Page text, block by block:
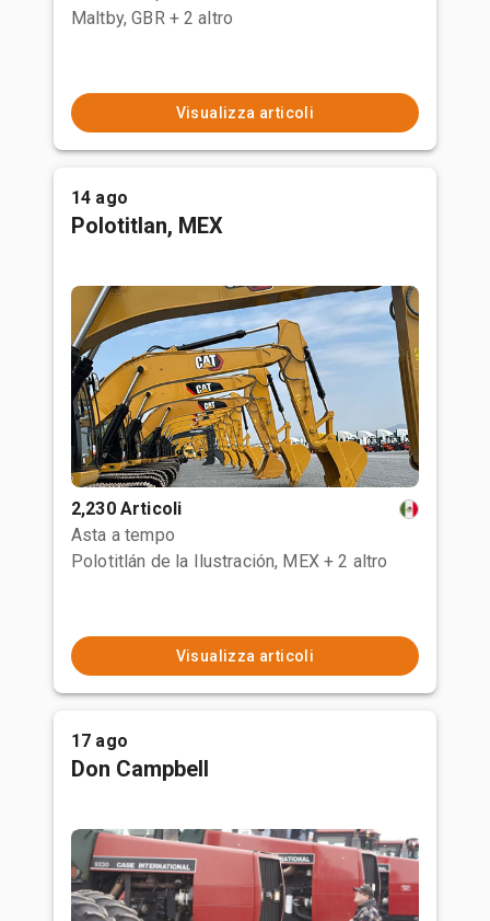
Maltby, GBR + 2 altro
Visualizza articoli
14 ago
Polotitlan, MEX
2,230 Articoli
Asta a tempo
Polotitlán de la Ilustración, MEX + 2 altro
Visualizza articoli
17 ago
Don Campbell